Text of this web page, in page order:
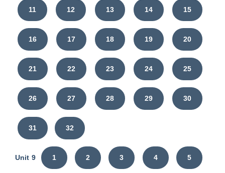
11 12 13 14 15
16 17 18 19 20
21 22 23 24 25
26 27 28 29 30
31 32
Unit 9 1 2 3 4 5